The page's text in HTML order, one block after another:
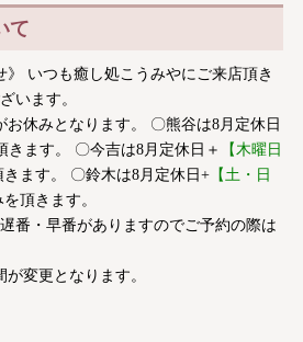
て
》 いつも癒し処こうみやにご来店頂き
います。
お休みとなります。 〇熊谷は8月定休日
きます。 〇今吉は8月定休日＋
【木曜日
きます。 〇鈴木は8月定休日+【土・日
頂きます。
番・早番がありますのでご予約の際は
変更となります。